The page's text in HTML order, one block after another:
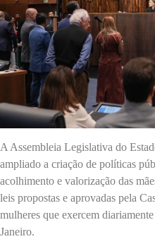
A Assembleia Legislativa do
ampliado a criação de políticas
acolhimento e valorização das
leis propostas e aprovadas pela
mulheres que exercem
Janeiro.